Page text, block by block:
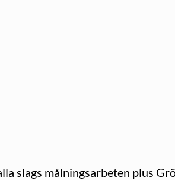
slags målningsarbeten plus